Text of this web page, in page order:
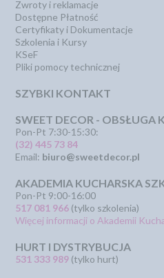
Zwroty i reklamacje
Dostępne Płatność
Certyfikaty i Dokumentacje
Szkolenia i Kursy
KSeF
Pliki pomocy technicznej
SZYBKI KONTAKT
SWEET DECOR - OBSŁUGA
Pon-Pt 7:30-15:30:
(32) 445 73 84
Email: biuro@sweetdecor.pl
AKADEMIA KUCHARSKA
Pon-Pt 9:00-16:00
517 081 966 (tylko szkolenia)
Więcej informacji o Akademii
HURT I DYSTRYBUCJA
531 333 989 (tylko hurt)